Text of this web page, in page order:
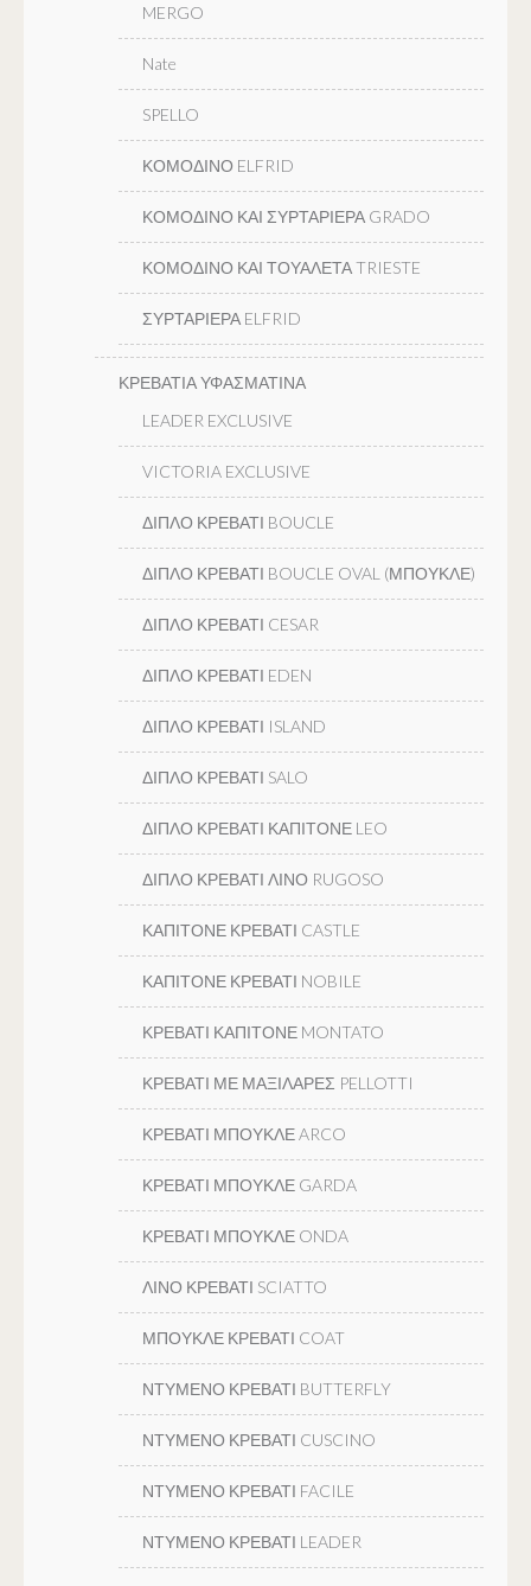
MERGO
Nate
SPELLO
ΚΟΜΟΔΙΝΟ ELFRID
ΚΟΜΟΔΙΝΟ ΚΑΙ ΣΥΡΤΑΡΙΕΡΑ GRADO
ΚΟΜΟΔΙΝΟ ΚΑΙ ΤΟΥΑΛΕΤΑ TRIESTE
ΣΥΡΤΑΡΙΕΡΑ ELFRID
ΚΡΕΒΑΤΙΑ ΥΦΑΣΜΑΤΙΝΑ
LEADER EXCLUSIVE
VICTORIA EXCLUSIVE
ΔΙΠΛΟ ΚΡΕΒΑΤΙ BOUCLE
ΔΙΠΛΟ ΚΡΕΒΑΤΙ BOUCLE OVAL (ΜΠΟΥΚΛΕ)
ΔΙΠΛΟ ΚΡΕΒΑΤΙ CESAR
ΔΙΠΛΟ ΚΡΕΒΑΤΙ EDEN
ΔΙΠΛΟ ΚΡΕΒΑΤΙ ISLAND
ΔΙΠΛΟ ΚΡΕΒΑΤΙ SALO
ΔΙΠΛΟ ΚΡΕΒΑΤΙ ΚΑΠΙΤΟΝΕ LEO
ΔΙΠΛΟ ΚΡΕΒΑΤΙ ΛΙΝΟ RUGOSO
ΚΑΠΙΤΟΝΕ ΚΡΕΒΑΤΙ CASTLE
ΚΑΠΙΤΟΝΕ ΚΡΕΒΑΤΙ NOBILE
ΚΡΕΒΑΤΙ ΚΑΠΙΤΟΝΕ MONTATO
ΚΡΕΒΑΤΙ ΜΕ ΜΑΞΙΛΑΡΕΣ PELLOTTI
ΚΡΕΒΑΤΙ ΜΠΟΥΚΛΕ ARCO
ΚΡΕΒΑΤΙ ΜΠΟΥΚΛΕ GARDA
ΚΡΕΒΑΤΙ ΜΠΟΥΚΛΕ ONDA
ΛΙΝΟ ΚΡΕΒΑΤΙ SCIATTO
ΜΠΟΥΚΛΕ ΚΡΕΒΑΤΙ COAT
ΝΤΥΜΕΝΟ ΚΡΕΒΑΤΙ BUTTERFLY
ΝΤΥΜΕΝΟ ΚΡΕΒΑΤΙ CUSCINO
ΝΤΥΜΕΝΟ ΚΡΕΒΑΤΙ FACILE
ΝΤΥΜΕΝΟ ΚΡΕΒΑΤΙ LEADER